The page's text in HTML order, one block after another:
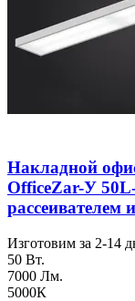
Накладной
OfficeZar-У
рассеивателем
Изготовим за 2-14
50 Вт.
7000 Лм.
5000К